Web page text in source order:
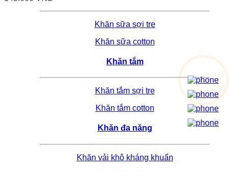
Khăn sữa sợi tre
Khăn sữa cotton
Khăn tắm
Khăn tắm sợi tre
Khăn tắm cotton
Khăn đa năng
Khăn vải khô kháng khuẩn